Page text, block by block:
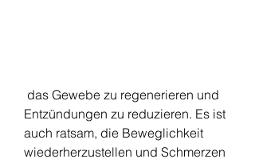
Entzündungen zu reduzieren. Es ist
auch ratsam, die Beweglichkeit
wiederherzustellen und Schmerzen